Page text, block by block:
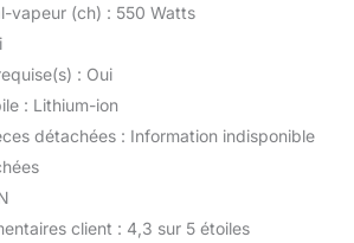
vapeur (ch) : 550 Watts
: Oui
: Lithium-ion
détachées : Information indisponible
client : 4,3 sur 5 étoiles